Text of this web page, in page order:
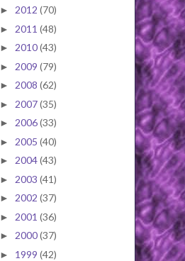
► 2012 (70)
► 2011 (48)
► 2010(43)
► 2009 (79)
► 2008 (62)
► 2007(35)
► 2006(33)
► 2005 (40)
► 2004(43)
► 2003 (41)
► 2002 (37)
► 2001 (36)
► 2000(37)
► 1999 (42)